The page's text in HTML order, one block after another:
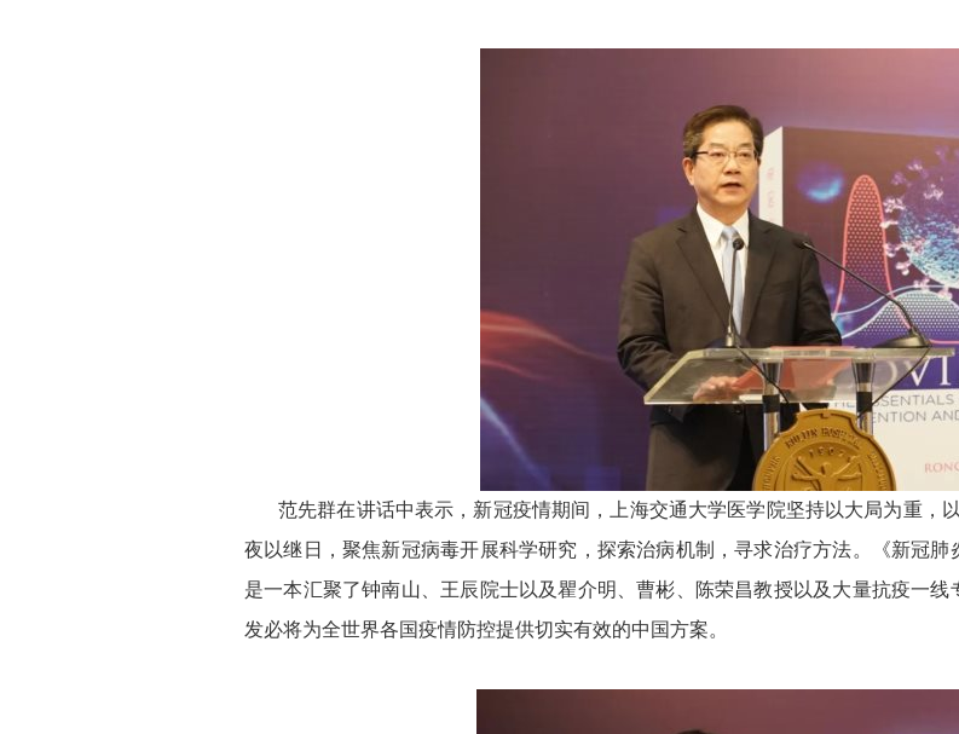
范先群在讲话中表示，新冠疫情期间，上海交通大学医学院坚持以大局为重，
夜以继日，聚焦新冠病毒开展科学研究，探索治病机制，寻求治疗方法。《新冠
是一本汇聚了钟南山、王辰院士以及瞿介明、曹彬、陈荣昌教授以及大量抗疫一
发必将为全世界各国疫情防控提供切实有效的中国方案。